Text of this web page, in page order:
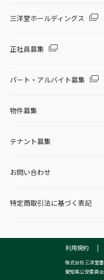
三洋堂ホールディングス
正社員募集
パート・アルバイト募集
物件募集
テナント募集
お問い合わせ
特定商取引法に基づく表記
利用規約 |
株式会社三洋堂
愛知県公安委員